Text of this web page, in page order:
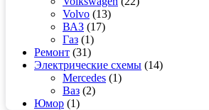
Volvo (13)
ВАЗ (17)
Газ (1)
Ремонт (31)
Электрические схемы (14)
Mercedes (1)
Ваз (2)
Юмор (1)